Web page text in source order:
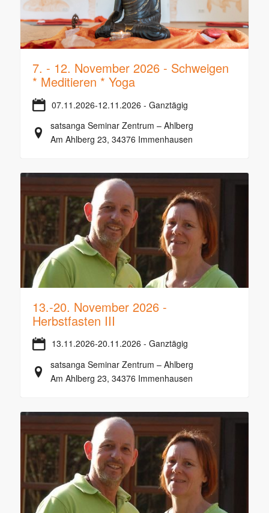
7. - 12. November 2026 - Schweigen
* Meditieren * Yoga
07.11.2026-12.11.2026 - Ganztägig
satsanga Seminar Zentrum – Ahlberg
Am Ahlberg 23, 34376 Immenhausen
13.-20. November 2026 -
Herbstfasten III
13.11.2026-20.11.2026 - Ganztägig
satsanga Seminar Zentrum – Ahlberg
Am Ahlberg 23, 34376 Immenhausen